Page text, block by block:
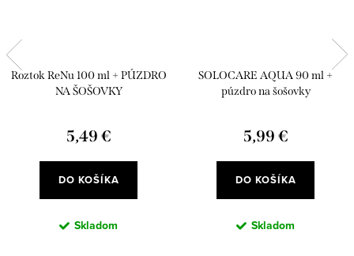
Roztok ReNu 100 ml + PÚZDRO
NA ŠOŠOVKY
5,49 €
DO KOŠÍKA
Skladom
SOLOCARE AQUA 90 ml +
púzdro na šošovky
5,99 €
DO KOŠÍKA
Skladom